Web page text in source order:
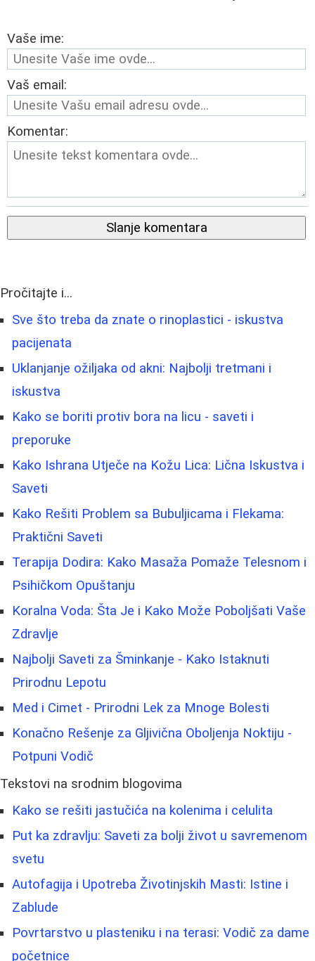
Vaše ime:
Vaš email:
Komentar:
Slanje komentara
Pročitajte i...
Sve što treba da znate o rinoplastici - iskustva
pacijenata
Uklanjanje ožiljaka od akni: Najbolji tretmani i
iskustva
Kako se boriti protiv bora na licu - saveti i
preporuke
Kako Ishrana Utječe na Kožu Lica: Lična Iskustva i
Saveti
Kako Rešiti Problem sa Bubuljicama i Flekama:
Praktični Saveti
Terapija Dodira: Kako Masaža Pomaže Telesnom i
Psihičkom Opuštanju
Koralna Voda: Šta Je i Kako Može Poboljšati Vaše
Zdravlje
Najbolji Saveti za Šminkanje - Kako Istaknuti
Prirodnu Lepotu
Med i Cimet - Prirodni Lek za Mnoge Bolesti
Konačno Rešenje za Gljivična Oboljenja Noktiju -
Potpuni Vodič
Tekstovi na srodnim blogovima
Kako se rešiti jastučića na kolenima i celulita
Put ka zdravlju: Saveti za bolji život u savremenom
svetu
Autofagija i Upotreba Životinjskih Masti: Istine i
Zablude
Povrtarstvo u plasteniku i na terasi: Vodič za dame
početnice